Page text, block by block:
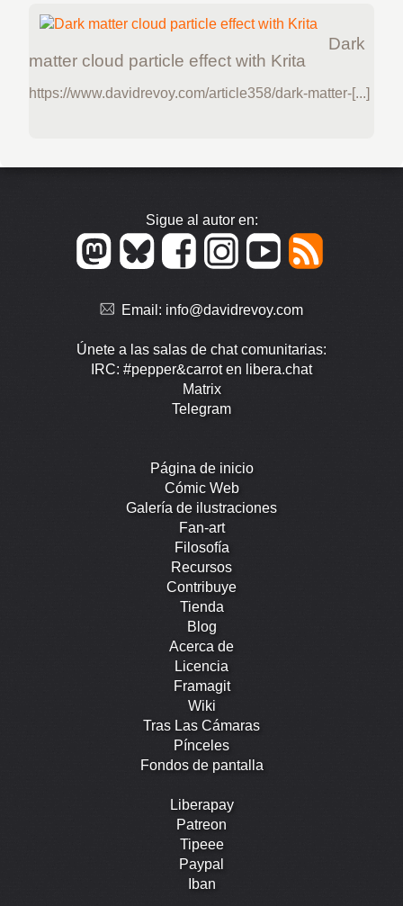
Dark
matter cloud particle effect with Krita
https://www.davidrevoy.com/article358/dark-matter-[...]
Sigue al autor en:
Email: info@davidrevoy.com
Únete a las salas de chat comunitarias:
IRC: #pepper&carrot en libera.chat
Matrix
Telegram
Página de inicio
Cómic Web
Galería de ilustraciones
Fan-art
Filosofía
Recursos
Contribuye
Tienda
Blog
Acerca de
Licencia
Framagit
Wiki
Tras Las Cámaras
Pínceles
Fondos de pantalla
Liberapay
Patreon
Tipeee
Paypal
Iban